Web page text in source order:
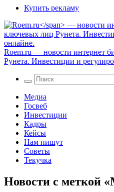
Купить рекламу
Roem.ru — новости интернет
Рунета. Инвестиции и
Медиа
Госвеб
Инвестиции
Кадры
Кейсы
Нам пишут
Советы
Текучка
Новости с меткой